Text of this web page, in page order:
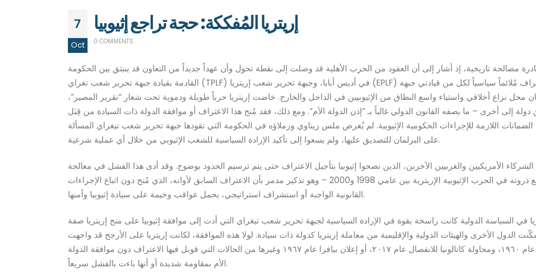
7
Oct
إريتريا المُفككة: حجة تراجع إثيوبيا
0 COMMENTS
إثيوبيا بانفصال إريتريا عام ١٩٩٣ بأنه بادرة مصالحة تاريخية، إذ أشار إلى أن العقود من الحرب الأهلية قد وصلت إلى نقطة تحول وأن عهداً جديداً من التعاون قد ينبثق بين الحكومة
القادمة بقيادة جبهة تحرير شعب تغراي (TPLF) في أديس أبابا، وجبهة تحرير شعب إريتريا (EPLF) حليفتها الحربية ضد نظام الديرغ. في ذلك الوقت، كان الاعتراف مُلائماً سياسياً لكل من قيادتي جبهة
محل نزاع أخلاقي واستياء واسع النطاق من الإثيوبيين في الداخل والخارج. خاضت إريتريا حرباً طويلة ودموية تحت شعار “تقرير المصير”،
إلى أخرى – ما يصفه القانون الدولي غالباً بـ “إذن الدولة الأم”. ومع ذلك، فقد مُنح هذا الاعتراف أو موافقة الدولة ذات السيادة من قِبَل
اللازمة للإجراءات الحكومية الإثيوبية. لم يُعرض ملس زيناوي وزملاؤه في الحكومة التي تقودها جبهة تحرير شعب تيغراي المسألة
على البرلمان للتصديق عليها، ولم يسعوا إلى تأكيد الإرادة السياسية للشعب الإثيوبي من خلال أي عملية شرعية.
الأمريكيين والغربيين الآخرين، الذين نصحوا إثيوبيا بتأجيل الاعتراف حتى يتم ترسيم الحدود بوضوح. وقد أدى هذا الفشل في معالجة
المسائل الإقليمية العالقة إلى زرع بذور الصراع، الذي بلغ ذروته في الحرب الإثيوبية الإريترية بين عامي 1998 و2000 – وهو تذكير مدمر بأن الاعتراف السابق لأوانه، الذي مُنح دون اتباع الإجراءات
القانونية الواجبة أو استشراف استراتيجي، يحمل عواقب وخيمة على سيادة إثيوبيا وأمنها.
في السياسة الدولية كانت راسخة بقوة في الإرادة السياسية لجبهة تحرير شعب تيغراي التي أدت إلى موافقة إثيوبيا على منح إريتريا صفة
الدول الأخرى والهيئات الدولية والإقليمية من معاملة إريتريا كدولة ذات سيادة. لولا هذه الموافقة، لكانت إريتريا على الأرجح قد واجهت
نفس مصير كيانات مثل استقلال أرض الصومال القصير عام ١٩٦٠، ومحاولة كاتالونيا للانفصال عام ٢٠١٧، أو إعلان بيافرا عام ١٩٦٧ وغيرها من الحالات التي قوبل فيها الاعتراف دون موافقة الدولة
الأم بمقاومة شديدة أو أنها باءت بالفشل سريعاً.